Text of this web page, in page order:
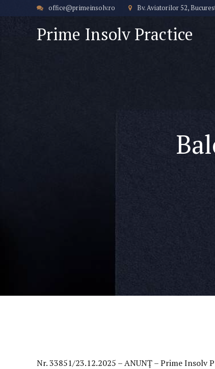
office@primeinsolv.ro Bv. Aviatorilor 52,
Prime Insolv Practice
Nr. 33851/23.12.2025 – ANUNȚ – Prime Insolv